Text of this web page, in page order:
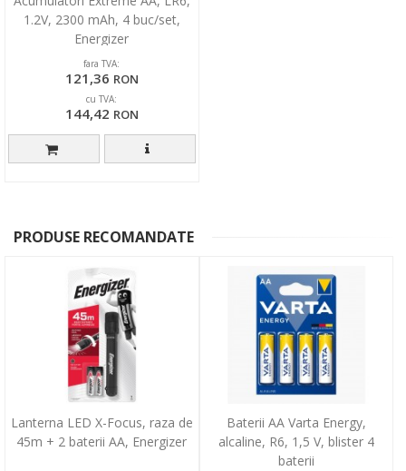
1.2V, 2300 mAh, 4 buc/set,
Energizer
fara TVA:
121,36 RON
cu TVA:
144,42 RON
PRODUSE RECOMANDATE
Lanterna LED X-Focus, raza de
45m + 2 baterii AA, Energizer
Baterii AA Varta Energy,
alcaline, R6, 1,5 V, blister 4
baterii